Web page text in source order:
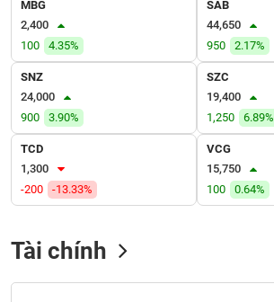
MBG
2,400
100
4.35%
SAB
44,650
950
2.17%
SNZ
24,000
900
3.90%
SZC
19,400
1,250
6.89%
TCD
1,300
-200
-13.33%
VCG
15,750
100
0.64%
Tài chính
SÓC
SỨC
KHỎE
TÀI
CHÍNH
CÔNG
NGHỆ
THÔNG